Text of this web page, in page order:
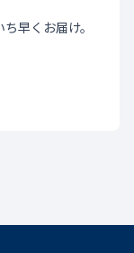
早くお届け。